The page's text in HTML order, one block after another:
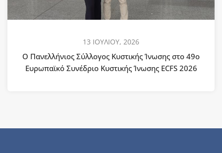
13 ΙΟΥΛΙΟΥ, 2026
Ο Πανελλήνιος Σύλλογος Κυστικής Ίνωσης στο 49ο
Ευρωπαϊκό Συνέδριο Κυστικής Ίνωσης ECFS 2026